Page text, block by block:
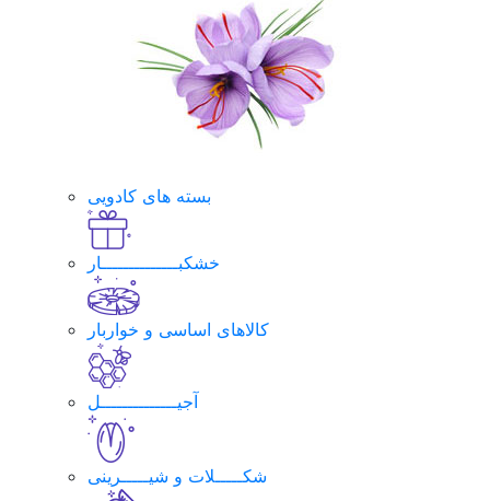
بسته های کادویی
خشکبــــــــــــــار
کالاهای اساسی و خواربار
آجیــــــــــــــل
شکـــــلات و شیـــــرینی